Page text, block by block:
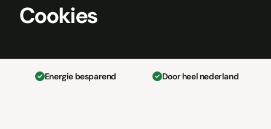
Cookies
Energie besparend Door heel nederland